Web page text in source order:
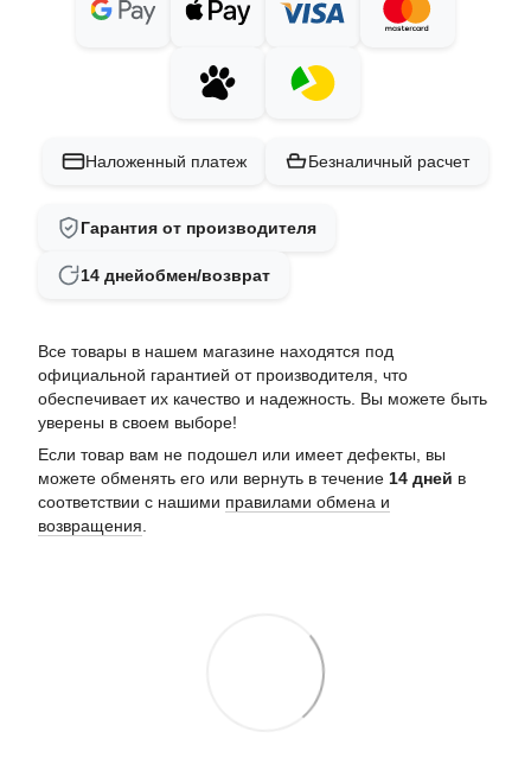
Наложенный платеж Безналичный расчет
Гарантия от производителя
14 днейобмен/возврат
Все товары в нашем магазине находятся под
официальной гарантией от производителя, что
обеспечивает их качество и надежность. Вы можете быть
уверены в своем выборе!
Если товар вам не подошел или имеет дефекты, вы
можете обменять его или вернуть в течение 14 дней в
соответствии с нашими правилами обмена и
возвращения